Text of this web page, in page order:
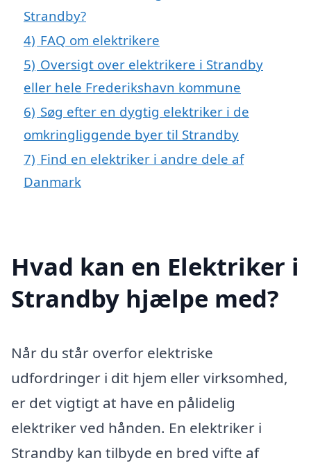
Strandby?
4) FAQ om elektrikere
5) Oversigt over elektrikere i Strandby
eller hele Frederikshavn kommune
6) Søg efter en dygtig elektriker i de
omkringliggende byer til Strandby
7) Find en elektriker i andre dele af
Danmark
Hvad kan en Elektriker i
Strandby hjælpe med?
Når du står overfor elektriske
udfordringer i dit hjem eller virksomhed,
er det vigtigt at have en pålidelig
elektriker ved hånden. En elektriker i
Strandby kan tilbyde en bred vifte af